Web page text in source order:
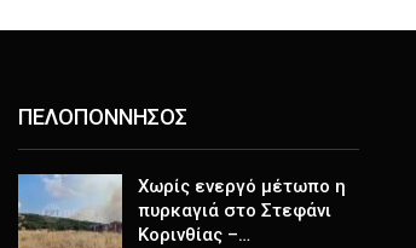
ΠΕΛΟΠΟΝΝΗΣΟΣ
Χωρίς ενεργό μέτωπο η
πυρκαγιά στο Στεφάνι
Κορινθίας –…